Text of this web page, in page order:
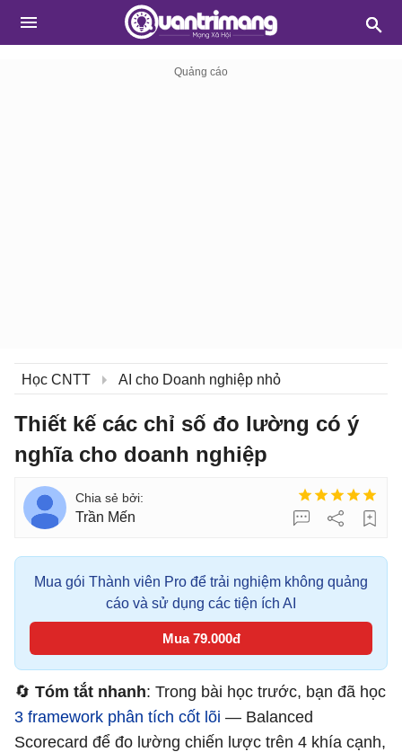
Học CNTT AI cho Doanh nghiệp nhỏ
Thiết kế các chỉ số đo lường có ý
nghĩa cho doanh nghiệp
Trần Mến
Mua gói Thành viên Pro để trải nghiệm không quảng
cáo và sử dụng các tiện ích AI
Mua 79.000đ
🔄 Tóm tắt nhanh: Trong bài học trước, bạn đã học
3 framework phân tích cốt lõi — Balanced
Scorecard để đo lường chiến lược trên 4 khía cạnh,